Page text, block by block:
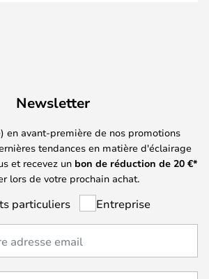
Newsletter
en avant-première de nos promotions
tendances en matière d'éclairage
et recevez un bon de réduction de 20 €*
lors de votre prochain achat.
particuliers Entreprise